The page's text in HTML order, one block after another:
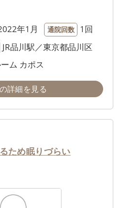
年1月 通院回数 1回
JR品川駅／東京都品川区
ム カポス
詳細を見る
ため眠りづらい